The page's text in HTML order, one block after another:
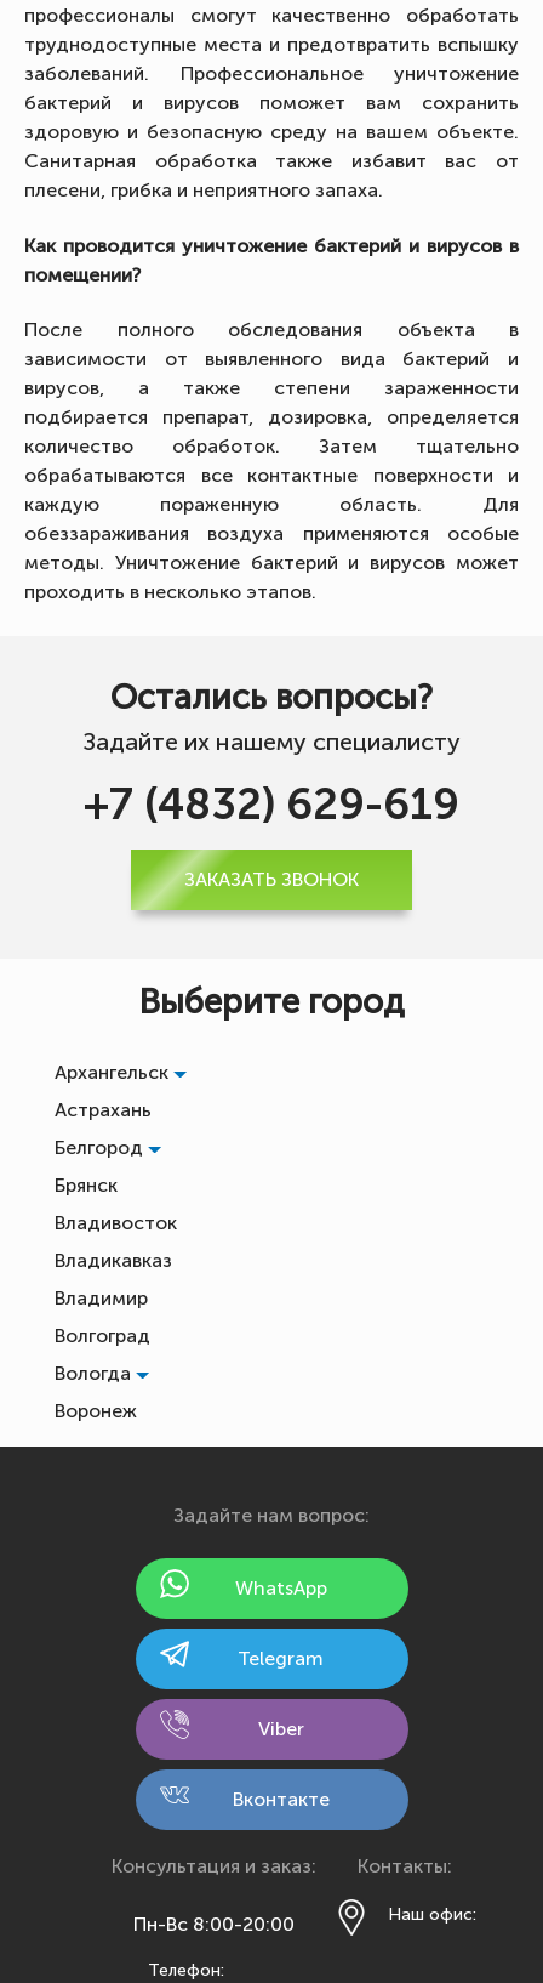
профессионалы смогут качественно обработать
труднодоступные места и предотвратить вспышку
заболеваний. Профессиональное уничтожение
бактерий и вирусов поможет вам сохранить
здоровую и безопасную среду на вашем объекте.
Санитарная обработка также избавит вас от
плесени, грибка и неприятного запаха.
Как проводится уничтожение бактерий и вирусов в
помещении?
После полного обследования объекта в
зависимости от выявленного вида бактерий и
вирусов, а также степени зараженности
подбирается препарат, дозировка, определяется
количество обработок. Затем тщательно
обрабатываются все контактные поверхности и
каждую пораженную область. Для
обеззараживания воздуха применяются особые
методы. Уничтожение бактерий и вирусов может
проходить в несколько этапов.
Остались вопросы?
Задайте их нашему специалисту
+7 (4832) 629-619
ЗАКАЗАТЬ ЗВОНОК
Выберите город
Архангельск
Астрахань
Белгород
Брянск
Владивосток
Владикавказ
Владимир
Волгоград
Вологда
Воронеж
Екатеринбург
Йошкар-Ола
Калининград
Кемерово
Кострома
Краснодар
Красноярск
Махачкала
Задайте нам вопрос:
WhatsApp
Telegram
Viber
Вконтакте
Консультация и заказ:
Пн-Вс 8:00-20:00
Телефон:
Контакты:
Наш офис: